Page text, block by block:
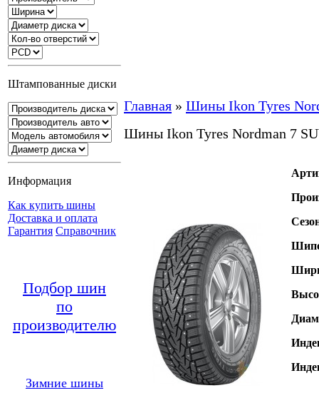
Штампованные диски
Информация
Как купить шины
Доставка и оплата
Гарантия Справочник
Подбор шин
по
производителю
Зимние шины
Главная » Шины Ikon Tyres
Шины Ikon Tyres Nordman 7